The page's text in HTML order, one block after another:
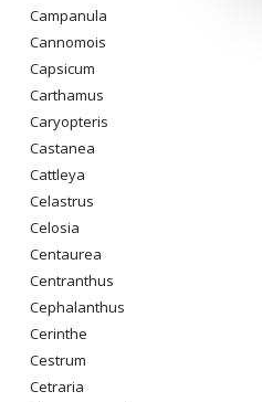
Campanula
Cannomois
Capsicum
Carthamus
Caryopteris
Castanea
Cattleya
Celastrus
Celosia
Centaurea
Centranthus
Cephalanthus
Cerinthe
Cestrum
Cetraria